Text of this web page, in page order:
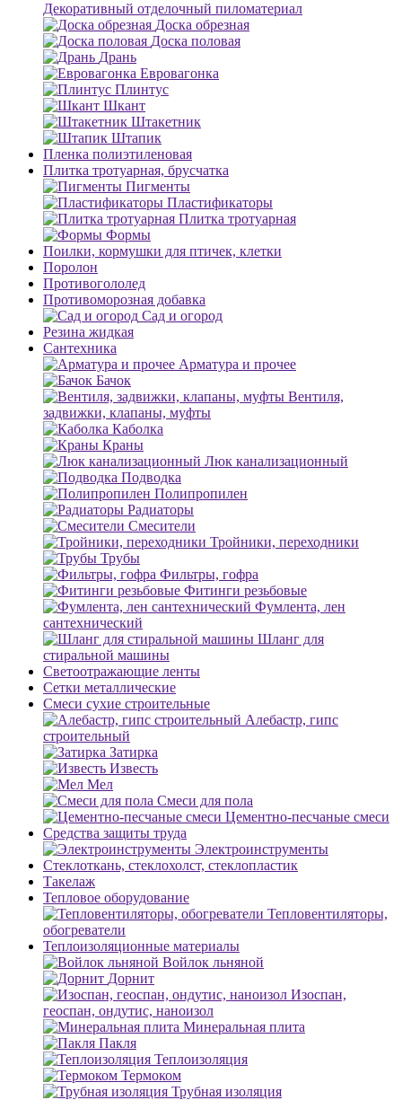
Декоративный отделочный пиломатериал
Доска обрезная
Доска половая
Дрань
Евровагонка
Плинтус
Шкант
Штакетник
Штапик
Пленка полиэтиленовая
Плитка тротуарная, брусчатка
Пигменты
Пластификаторы
Плитка тротуарная
Формы
Поилки, кормушки для птичек, клетки
Поролон
Противогололед
Противоморозная добавка
Сад и огород
Резина жидкая
Сантехника
Арматура и прочее
Бачок
Вентиля,
задвижки, клапаны, муфты
Каболка
Краны
Люк канализационный
Подводка
Полипропилен
Радиаторы
Смесители
Тройники, переходники
Трубы
Фильтры, гофра
Фитинги резьбовые
Фумлента, лен
сантехнический
Шланг для
стиральной машины
Светоотражающие ленты
Сетки металлические
Смеси сухие строительные
Алебастр, гипс
строительный
Затирка
Известь
Мел
Смеси для пола
Цементно-песчаные смеси
Средства защиты труда
Электроинструменты
Стеклоткань, стеклохолст, стеклопластик
Такелаж
Тепловое оборудование
Тепловентиляторы,
обогреватели
Теплоизоляционные материалы
Войлок льняной
Дорнит
Изоспан,
геоспан, ондутис, наноизол
Минеральная плита
Пакля
Теплоизоляция
Термоком
Трубная изоляция